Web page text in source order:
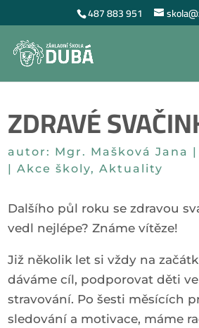
487 883 951
ZDRAVÉ
autor: Mgr. Mašková Jana
|Akce školy,Aktuality
Dalšího půl roku se zdravou
vedl nejlépe? Známe vítěze!
Již několik let si vždy na
dáváme cíl, podporovat děti
stravování. Po šesti měsících
sledování a motivace, máme